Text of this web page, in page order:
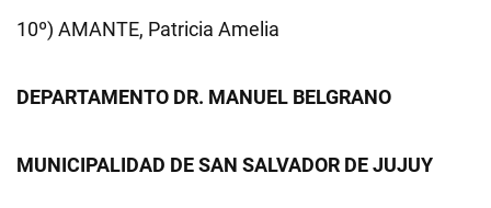
10º) AMANTE, Patricia Amelia
DEPARTAMENTO DR. MANUEL BELGRANO
MUNICIPALIDAD DE SAN SALVADOR DE JUJUY